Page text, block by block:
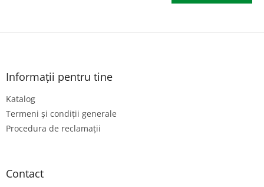
S
Informații pentru tine
Katalog
Termeni și condiții generale
Procedura de reclamații
Contact